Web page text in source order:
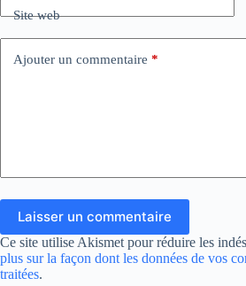
Site web
Ajouter un commentaire *
Laisser un commentaire
Ce site utilise Akismet pour réduire les
plus sur la façon dont les données de vos
traitées.